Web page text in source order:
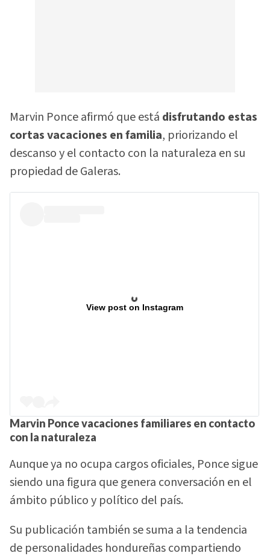
Marvin Ponce afirmó que está disfrutando estas
cortas vacaciones en familia, priorizando el
descanso y el contacto con la naturaleza en su
propiedad de Galeras.
View post on Instagram
Marvin Ponce vacaciones familiares en contacto
con la naturaleza
Aunque ya no ocupa cargos oficiales, Ponce sigue
siendo una figura que genera conversación en el
ámbito público y político del país.
Su publicación también se suma a la tendencia
de personalidades hondureñas compartiendo